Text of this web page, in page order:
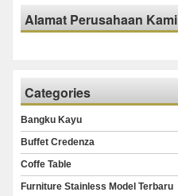
Alamat Perusahaan Kami
Categories
Bangku Kayu
Buffet Credenza
Coffe Table
Furniture Stainless Model Terbaru